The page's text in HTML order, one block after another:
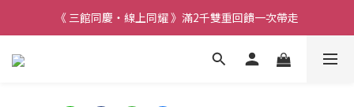
《 三館同慶・線上同耀 》滿2千雙重回饋一次帶走